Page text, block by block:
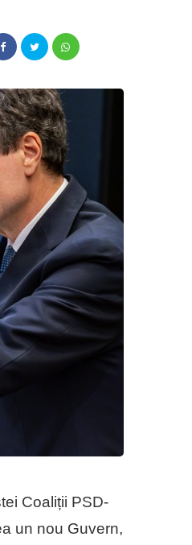
Coaliții PSD-
un nou Guvern,